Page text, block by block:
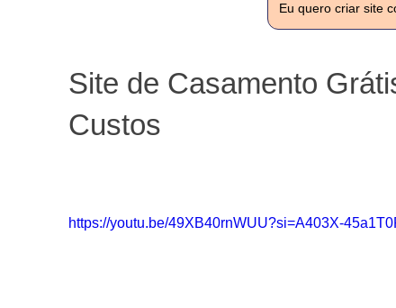
Eu quero criar site
Site de Casamento
Custos
https://youtu.be/49XB40rnWUU?si=A403X-